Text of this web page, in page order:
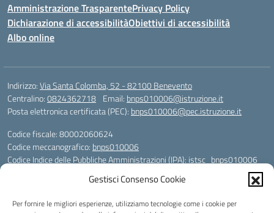
Gestisci Consenso Cookie
Per fornire le migliori esperienze, utilizziamo tecnologie come i cookie per
Amministrazione TrasparentePrivacy Policy
Dichiarazione di accessibilitàObiettivi di accessibilità
Albo online
Indirizzo:Via Santa Colomba, 52 - 82100 Benevento
Centralino:0824362718 Email: bnps010006@istruzione.it
Posta elettronica certificata (PEC): bnps010006@pec.istruzione.it
Codice fiscale: 80002060624
Codice meccanografico: bnps010006
Codice Indice delle Pubbliche Amministrazioni (IPA): istsc_bnps010006
Codice Univoco per le fatture elettroniche: UFHWS5